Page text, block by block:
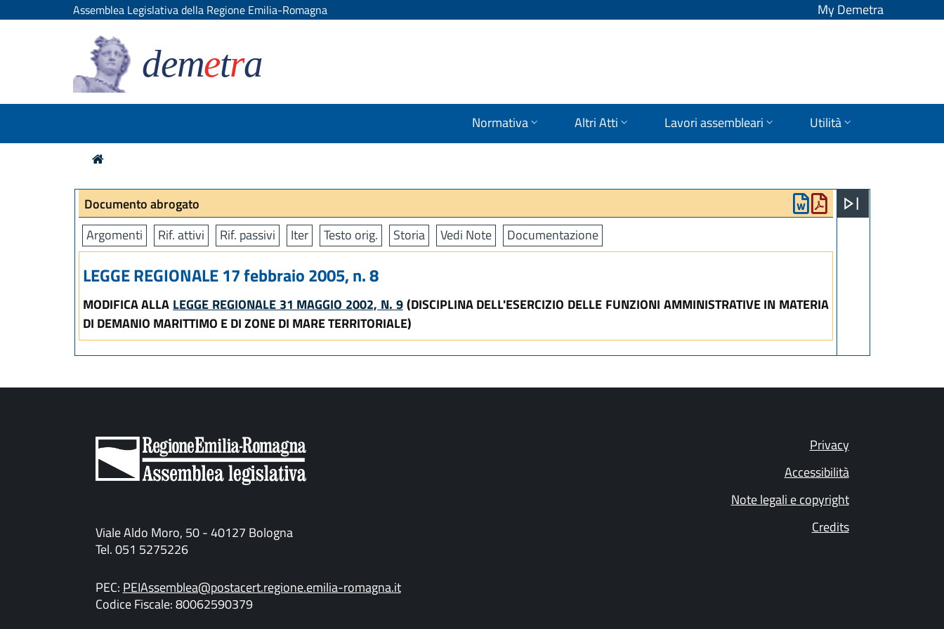
Assemblea Legislativa della Regione Emilia-Romagna My Demetra
demetra
Normativa Altri Atti Lavori assembleari Utilità
Documento abrogato
Argomenti
Rif. attivi Rif. passivi Iter Testo orig. Storia Vedi Note Documentazione
LEGGE REGIONALE 17 febbraio 2005, n. 8
MODIFICA ALLA LEGGE REGIONALE 31 MAGGIO 2002, N. 9(DISCIPLINA DELL'ESERCIZIO DELLE FUNZIONI AMMINISTRATIVE IN MATERIA
DI DEMANIO MARITTIMO E DI ZONE DI MARE TERRITORIALE)
Viale Aldo Moro, 50 - 40127 Bologna
Tel. 051 5275226
PEC: PEIAssemblea@postacert.regione.emilia-romagna.it
Codice Fiscale: 80062590379
Privacy
Accessibilità
Note legali e copyright
Credits